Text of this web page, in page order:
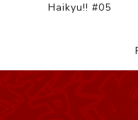
Haikyu!! #05